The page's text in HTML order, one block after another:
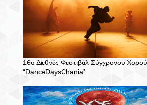
16ο Διεθνές Φεστιβάλ Σύγχρονου Χορού
“DanceDaysChania”